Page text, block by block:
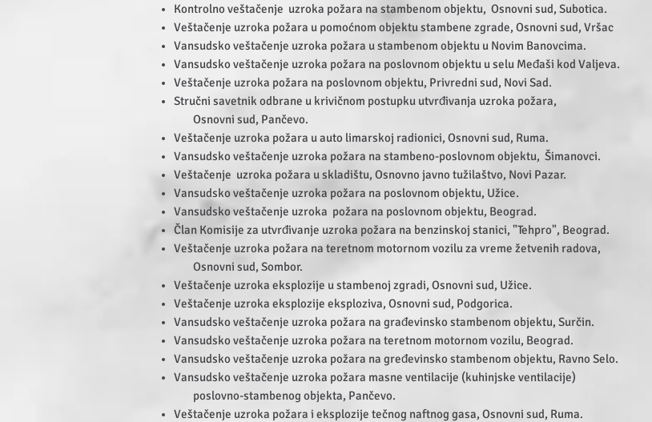
Kontrolno veštačenje uzroka požara na stambenom objektu, Osnovni sud, Subotica.
Veštačenje uzroka požara u pomoćnom objektu stambene zgrade, Osnovni sud, Vršac
Vansudsko veštačenje uzroka požara u stambenom objektu u Novim Banovcima.
Vansudsko veštačenje uzroka požara na poslovnom objektu u selu Međaši kod Valjeva.
Veštačenje uzroka požara na poslovnom objektu, Privredni sud, Novi Sad.
Stručni savetnik odbrane u krivičnom postupku utvrđivanja uzroka požara,
Osnovni sud, Pančevo.
Veštačenje uzroka požara u auto limarskoj radionici, Osnovni sud, Ruma.
Vansudsko veštačenje uzroka požara na stambeno-poslovnom objektu, Šimanovci.
Veštačenje uzroka požara u skladištu, Osnovno javno tužilaštvo, Novi Pazar.
Vansudsko veštačenje uzroka požara na poslovnom objektu, Užice.
Vansudsko veštačenje uzroka požara na poslovnom objektu, Beograd.
Član Komisije za utvrđivanje uzroka požara na benzinskoj stanici, "Tehpro", Beograd.
Veštačenje uzroka požara na teretnom motornom vozilu za vreme žetvenih radova,
Osnovni sud, Sombor.
Veštačenje uzroka eksplozije u stambenoj zgradi, Osnovni sud, Užice.
Veštačenje uzroka eksplozije eksploziva, Osnovni sud, Podgorica.
Vansudsko veštačenje uzroka požara na građevinsko stambenom objektu, Surčin.
Vansudsko veštačenje uzroka požara na teretnom motornom vozilu, Beograd.
Vansudsko veštačenje uzroka požara na gređevinsko stambenom objektu, Ravno Selo.
Vansudsko veštačenje uzroka požara masne ventilacije (kuhinjske ventilacije)
poslovno-stambenog objekta, Pančevo.
Veštačenje uzroka požara i eksplozije tečnog naftnog gasa, Osnovni sud, Ruma.